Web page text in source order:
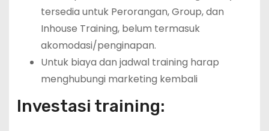
tersedia untuk Perorangan, Group, dan
Inhouse Training, belum termasuk
akomodasi/penginapan.
Untuk biaya dan jadwal training harap
menghubungi marketing kembali
Investasi training: